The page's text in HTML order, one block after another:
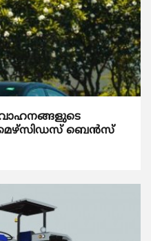
വാഹനങ്ങളുടെ
മെഴ്‌സിഡസ് ബെൻസ്